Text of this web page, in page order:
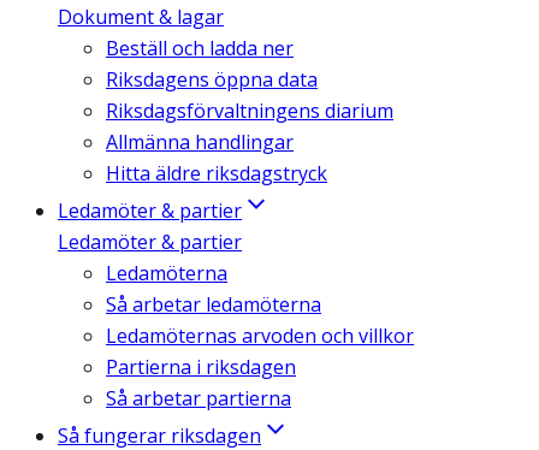
Dokument & lagar
Beställ och ladda ner
Riksdagens öppna data
Riksdagsförvaltningens diarium
Allmänna handlingar
Hitta äldre riksdagstryck
Ledamöter & partier
Ledamöter & partier
Ledamöterna
Så arbetar ledamöterna
Ledamöternas arvoden och villkor
Partierna i riksdagen
Så arbetar partierna
Så fungerar riksdagen